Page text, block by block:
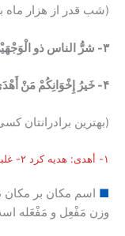
(شب قدر از هزار ماه
۳- شرُّ الناس ذو الْوَجْهَیْنِ.
۴- خَیرُ إِخْوَانِکُمْ مَنْ أَهْدَى إِلَیْکُمْ عیوبکم.
(بهترین برادرانتان
۱- أهدی: هدیه کرد ۲- غلبت: چیره شد
■ اسم مکان بر مکان
وزن مَفْعِل و مَفْعَله